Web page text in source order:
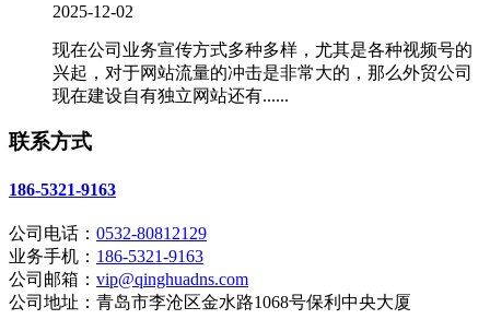
2025-12-02
现在公司业务宣传方式多种多样，尤其是各种视频号的
兴起，对于网站流量的冲击是非常大的，那么外贸公司
现在建设自有独立网站还有......
联系方式
186-5321-9163
公司电话： 0532-80812129
业务手机： 186-5321-9163
公司邮箱： vip@qinghuadns.com
公司地址：青岛市李沧区金水路1068号保利中央大厦